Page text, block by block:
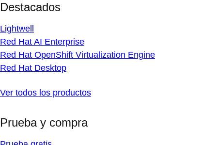
Destacados
Lightwell
Red Hat AI Enterprise
Red Hat OpenShift Virtualization Engine
Red Hat Desktop
Ver todos los productos
Prueba y compra